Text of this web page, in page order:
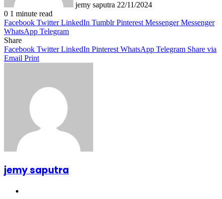
jemy saputra 22/11/2024
0 1 minute read
Facebook Twitter LinkedIn Tumblr Pinterest Messenger Messenger
WhatsApp Telegram
Share
Facebook Twitter LinkedIn Pinterest WhatsApp Telegram Share via
Email Print
jemy saputra